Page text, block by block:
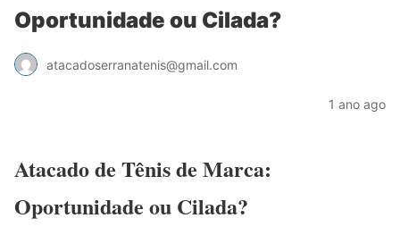
Oportunidade ou Cilada?
atacadoserranatenis@gmail.com
1 ano ago
Atacado de Tênis de Marca:
Oportunidade ou Cilada?